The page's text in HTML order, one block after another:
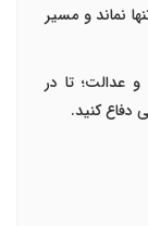
نماند و مسیر
تا در
دفاع کنید.